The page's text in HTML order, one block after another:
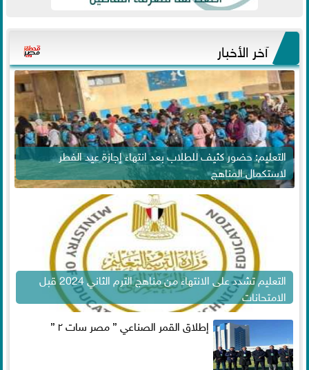
آخر الأخبار
التعليم: حضور كثيف للطلاب بعد انتهاء إجازة عيد الفطر
لاستكمال المناهج
التعليم تشدد على الانتهاء من مناهج الترم الثاني 2024 قبل
الامتحانات
إطلاق القمر الصناعي ” مصر سات ٢ ”